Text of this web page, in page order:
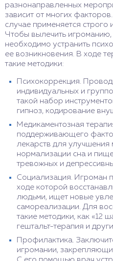
разнонаправленных
зависит от многих
случае применяется строго
Чтобы вылечить
необходимо устранить
ее возникновения. В ходе
такие методики:
Психокоррекция.
индивидуальных и
такой набор
гипноз, кодирование
Медикаментозная
поддерживающего
лекарств для улучшения
нормализации сна и
тревожных и
Социализация. Игроман
ходе которой
людьми, ищет новые
самореализации. Для
такие методики, как «12
гештальт-терапия и
Профилактика.
игромании,